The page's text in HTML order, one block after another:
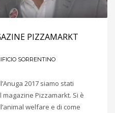
PIZZAMARKT
SORRENTINO
2017 siamo stati
Pizzamarkt. Si è
welfare e di come